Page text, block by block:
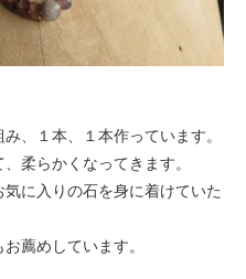
、１本、１本作っています。
柔らかくなってきます。
に入りの石を身に着けていた
薦めしています。